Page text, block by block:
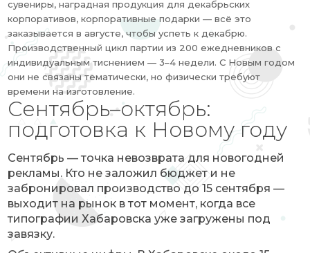
сувениры, наградная продукция для декабрьских
корпоративов, корпоративные подарки — всё это
заказывается в августе, чтобы успеть к декабрю.
Производственный цикл партии из 200 ежедневников с
индивидуальным тиснением — 3–4 недели. С Новым годом
они не связаны тематически, но физически требуют
времени на изготовление.
Сентябрь–октябрь:
подготовка к Новому году
Сентябрь — точка невозврата для новогодней
рекламы. Кто не заложил бюджет и не
забронировал производство до 15 сентября —
выходит на рынок в тот момент, когда все
типографии Хабаровска уже загружены под
завязку.